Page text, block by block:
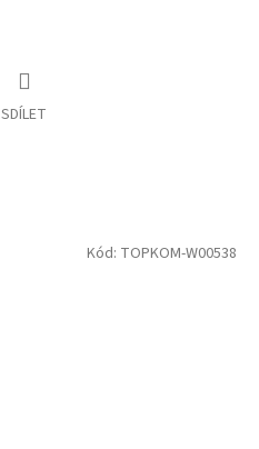
SDÍLET
Kód: TOPKOM-W00538